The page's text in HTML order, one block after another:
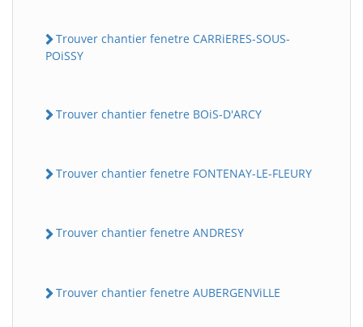
Trouver chantier fenetre CARRiERES-SOUS-
POiSSY
Trouver chantier fenetre BOiS-D'ARCY
Trouver chantier fenetre FONTENAY-LE-FLEURY
Trouver chantier fenetre ANDRESY
Trouver chantier fenetre AUBERGENViLLE